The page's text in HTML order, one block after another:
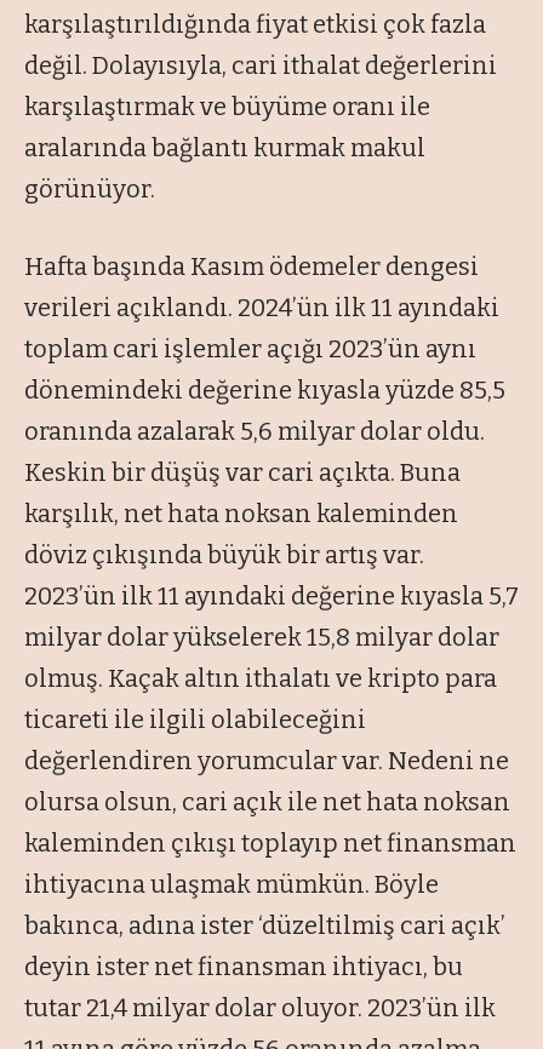
karşılaştırıldığında fiyat etkisi çok fazla
değil. Dolayısıyla, cari ithalat değerlerini
karşılaştırmak ve büyüme oranı ile
aralarında bağlantı kurmak makul
görünüyor.
Hafta başında Kasım ödemeler dengesi
verileri açıklandı. 2024’ün ilk 11 ayındaki
toplam cari işlemler açığı 2023’ün aynı
dönemindeki değerine kıyasla yüzde 85,5
oranında azalarak 5,6 milyar dolar oldu.
Keskin bir düşüş var cari açıkta. Buna
karşılık, net hata noksan kaleminden
döviz çıkışında büyük bir artış var.
2023’ün ilk 11 ayındaki değerine kıyasla 5,7
milyar dolar yükselerek 15,8 milyar dolar
olmuş. Kaçak altın ithalatı ve kripto para
ticareti ile ilgili olabileceğini
değerlendiren yorumcular var. Nedeni ne
olursa olsun, cari açık ile net hata noksan
kaleminden çıkışı toplayıp net finansman
ihtiyacına ulaşmak mümkün. Böyle
bakınca, adına ister ‘düzeltilmiş cari açık’
deyin ister net finansman ihtiyacı, bu
tutar 21,4 milyar dolar oluyor. 2023’ün ilk